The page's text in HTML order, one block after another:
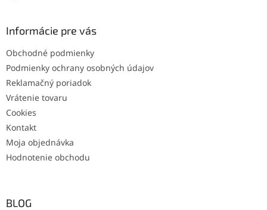
Informácie pre vás
Obchodné podmienky
Podmienky ochrany osobných údajov
Reklamačný poriadok
Vrátenie tovaru
Cookies
Kontakt
Moja objednávka
Hodnotenie obchodu
BLOG